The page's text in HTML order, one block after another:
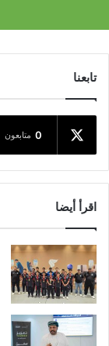
تابعنا
0 متابعون
اقرأ أيضا